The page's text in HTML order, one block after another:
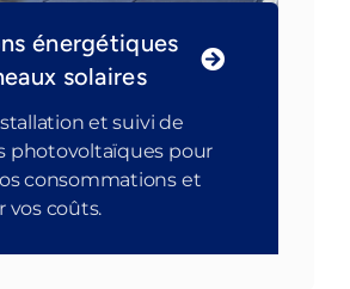
énergétiques
solaires
et suivi de
photovoltaïques pour
consommations et
vos coûts.